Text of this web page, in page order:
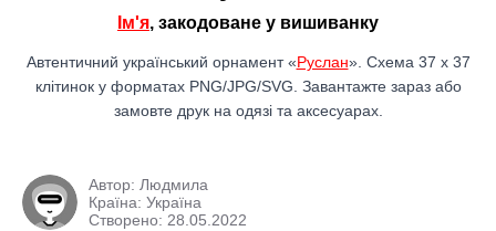
Ім'я, закодоване у вишиванку
Автентичний український орнамент «Руслан». Схема 37 x 37
клітинок у форматах PNG/JPG/SVG. Завантажте зараз або
замовте друк на одязі та аксесуарах.
Автор: Людмила
Країна: Україна
Створено: 28.05.2022